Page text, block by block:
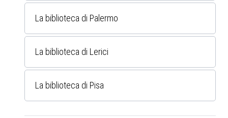
La biblioteca di Palermo
La biblioteca di Lerici
La biblioteca di Pisa